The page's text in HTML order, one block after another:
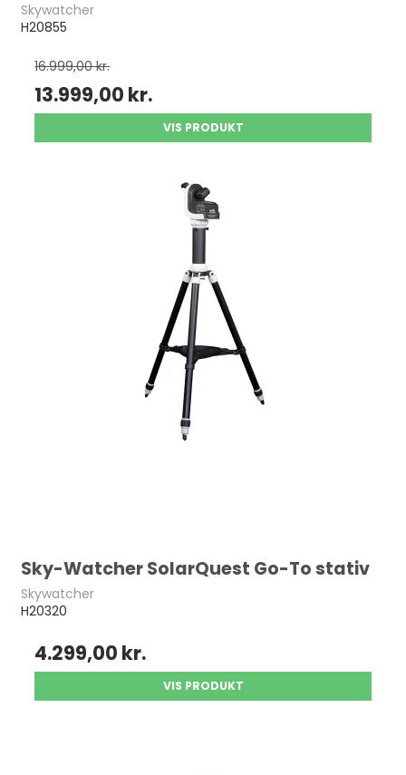
Skywatcher
H20855
16.999,00 kr.
13.999,00 kr.
VIS PRODUKT
Sky-Watcher SolarQuest Go-To stativ
Skywatcher
H20320
4.299,00 kr.
VIS PRODUKT